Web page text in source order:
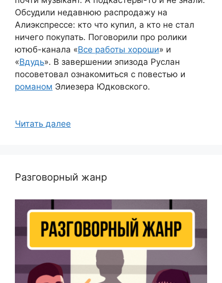
Обсудили недавнюю распродажу на
Алиэкспрессе: кто что купил, а кто не стал
ничего покупать. Поговорили про ролики
ютюб-канала «Все работы хороши» и
«Вдудь». В завершении эпизода Руслан
посоветовал ознакомиться с повестью и
романом Элиезера Юдковского.
Читать далее
Разговорный жанр